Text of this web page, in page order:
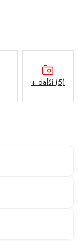
+ další (5)